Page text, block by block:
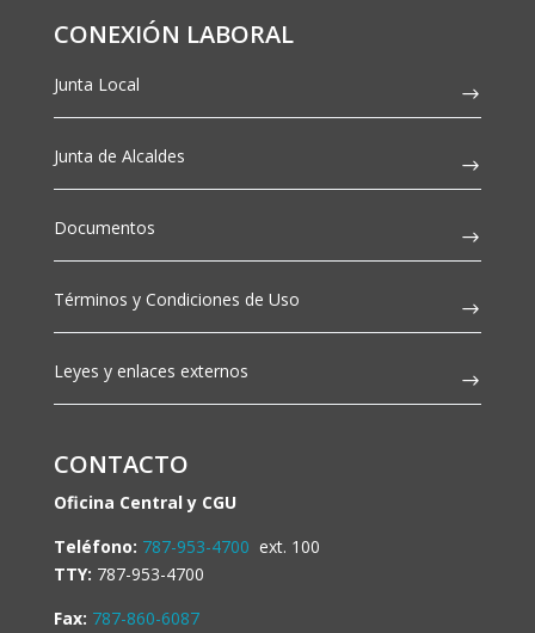
CONEXIÓN LABORAL
Junta Local
Junta de Alcaldes
Documentos
Términos y Condiciones de Uso
Leyes y enlaces externos
CONTACTO
Oficina Central y CGU
Teléfono: 787-953-4700 ext. 100
TTY: 787-953-4700
Fax: 787-860-6087